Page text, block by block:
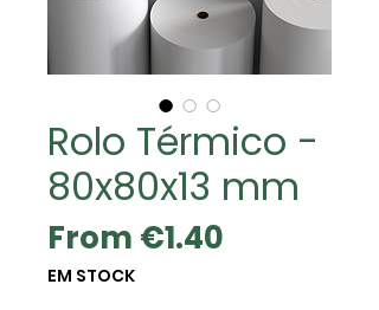
Rolo Térmico -
80x80x13 mm
From €1.40
EM STOCK